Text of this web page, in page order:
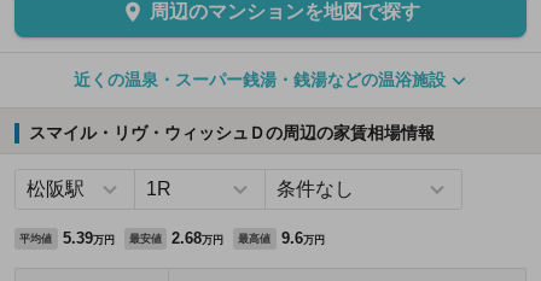
周辺のマンションを地図で探す
近くの温泉・スーパー銭湯・銭湯などの温浴施設
スマイル・リヴ・ウィッシュＤの周辺の家賃相場情報
平均値 5.39万円 最安値 2.68万円 最高値 9.6万円